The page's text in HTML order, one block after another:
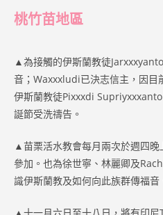
桃竹苗地區
▲為接觸的伊斯蘭教徒
音；Waxxxludi已決志信主，因目
伊斯蘭教徒Pixxxdi
誕節受洗禱告。
▲苗栗活水教會每月兩次於週四
參加。也為徐世寧、林麗卿及
識伊斯蘭教及如何向此族群傳福音